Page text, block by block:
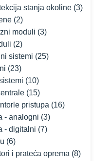
stanja okoline (3)
(2)
moduli (3)
(2)
sistemi (25)
(23)
(10)
(15)
pristupa (16)
- analogni (3)
- digitalni (7)
(6)
i prateća oprema (8)